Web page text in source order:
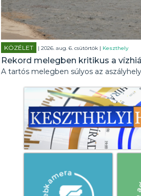
KÖZÉLET | 2026. aug. 6. csütörtök | Keszthely
Rekord melegben kritikus a
A tartós melegben súlyos az